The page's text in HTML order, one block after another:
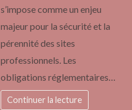
s’impose comme un enjeu
majeur pour la sécurité et la
pérennité des sites
professionnels. Les
obligations réglementaires…
Continuer la lecture